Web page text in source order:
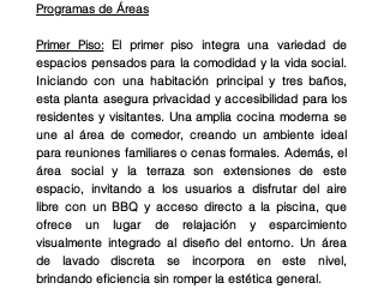
Programas de Áreas
Primer Piso: El primer piso integra una variedad de
espacios pensados para la comodidad y la vida social.
Iniciando con una habitación principal y tres baños,
esta planta asegura privacidad y accesibilidad para los
residentes y visitantes. Una amplia cocina moderna se
une al área de comedor, creando un ambiente ideal
para reuniones familiares o cenas formales. Además, el
área social y la terraza son extensiones de este
espacio, invitando a los usuarios a disfrutar del aire
libre con un BBQ y acceso directo a la piscina, que
ofrece un lugar de relajación y esparcimiento
visualmente integrado al diseño del entorno. Un área
de lavado discreta se incorpora en este nivel,
brindando eficiencia sin romper la estética general.